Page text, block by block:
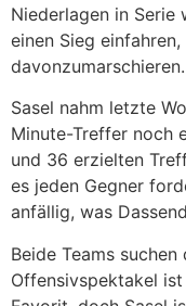
Niederlagen in Serie
einen Sieg
davonzumarschieren.
Sasel nahm letzte
Minute-Treffer noch
und 36 erzielten
es jeden Gegner
anfällig, was
Beide Teams
Offensivspektakel